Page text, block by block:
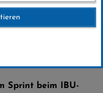
Sprint beim IBU-